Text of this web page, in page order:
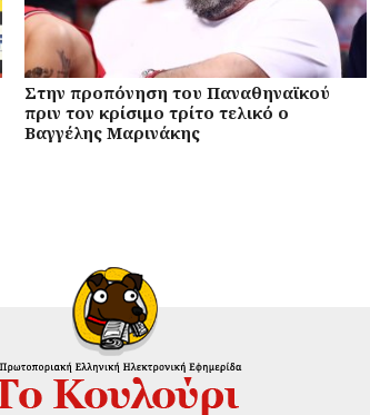
Στην προπόνηση του Παναθηναϊκού
πριν τον κρίσιμο τρίτο τελικό ο
Βαγγέλης Μαρινάκης